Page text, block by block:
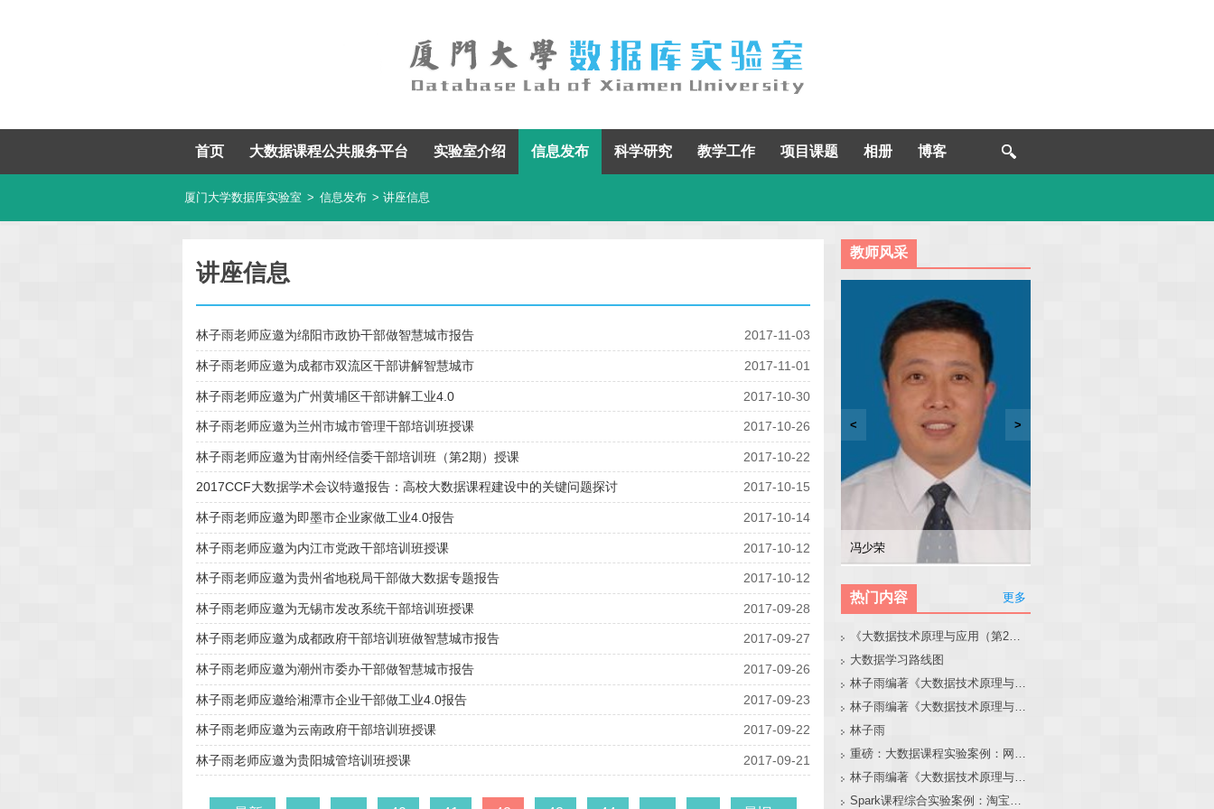
首页 大数据课程公共服务平台 实验室介绍 信息发布 科学研究 教学工作 项目课题 相册 博客
厦门大学数据库实验室 > 信息发布 > 讲座信息
讲座信息
林子雨老师应邀为绵阳市政协干部做智慧城市报告 2017-11-03
林子雨老师应邀为成都市双流区干部讲解智慧城市 2017-11-01
林子雨老师应邀为广州黄埔区干部讲解工业4.0 2017-10-30
林子雨老师应邀为兰州市城市管理干部培训班授课 2017-10-26
林子雨老师应邀为甘南州经信委干部培训班（第2期）授课 2017-10-22
2017CCF大数据学术会议特邀报告：高校大数据课程建设中的关键问题探讨 2017-10-15
林子雨老师应邀为即墨市企业家做工业4.0报告 2017-10-14
林子雨老师应邀为内江市党政干部培训班授课 2017-10-12
林子雨老师应邀为贵州省地税局干部做大数据专题报告 2017-10-12
林子雨老师应邀为无锡市发改系统干部培训班授课 2017-09-28
林子雨老师应邀为成都政府干部培训班做智慧城市报告 2017-09-27
林子雨老师应邀为潮州市委办干部做智慧城市报告 2017-09-26
林子雨老师应邀给湘潭市企业干部做工业4.0报告 2017-09-23
林子雨老师应邀为云南政府干部培训班授课 2017-09-22
林子雨老师应邀为贵阳城管培训班授课 2017-09-21
教师风采
林子雨
张东站
林文水
冯少荣
< >
热门内容 更多
《大数据技术原理与应用（第2版）》教材官网
大数据学习路线图
林子雨编著《大数据技术原理与应用（第3版）》教材官网
林子雨编著《大数据技术原理与应用》教材配套大数据软件安装和编程实践指南
林子雨
林子雨编著《大数据技术原理与应用（第3版）》教材配套大数据软件安装和编程实践指南